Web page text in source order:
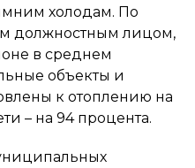
холодам. По
должностным лицом,
в среднем
объекты и
к отоплению на
– на 94 процента.